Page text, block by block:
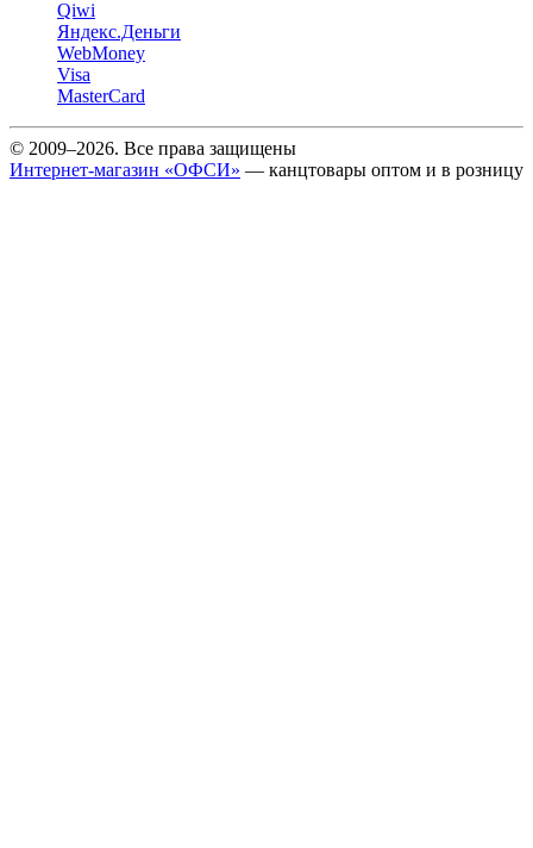
Qiwi
Яндекс.Деньги
WebMoney
Visa
MasterCard
© 2009–2026. Все права защищены
Интернет-магазин «ОФСИ» — канцтовары оптом и в розницу